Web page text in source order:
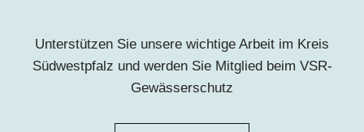
Unterstützen Sie unsere wichtige Arbeit im Kreis
Südwestpfalz und werden Sie Mitglied beim VSR-
Gewässerschutz